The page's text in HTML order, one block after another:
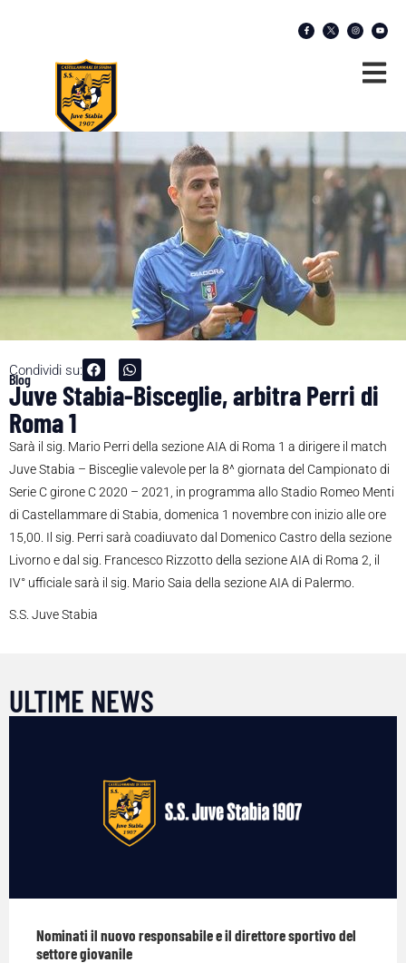
Condividi su:
Blog
Juve Stabia-Bisceglie, arbitra Perri di
Roma 1
Sarà il sig. Mario Perri della sezione AIA di Roma 1 a dirigere il match
Juve Stabia – Bisceglie valevole per la 8^ giornata del Campionato di
Serie C girone C 2020 – 2021, in programma allo Stadio Romeo Menti
di Castellammare di Stabia, domenica 1 novembre con inizio alle ore
15,00. Il sig. Perri sarà coadiuvato dal Domenico Castro della sezione
Livorno e dal sig. Francesco Rizzotto della sezione AIA di Roma 2, il
IV° ufficiale sarà il sig. Mario Saia della sezione AIA di Palermo.
S.S. Juve Stabia
ULTIME NEWS
Nominati il nuovo responsabile e il direttore sportivo del
settore giovanile